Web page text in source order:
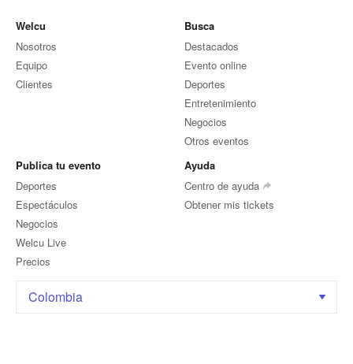
Welcu
Nosotros
Equipo
Clientes
Busca
Destacados
Evento online
Deportes
Entretenimiento
Negocios
Otros eventos
Publica tu evento
Deportes
Espectáculos
Negocios
Welcu Live
Precios
Ayuda
Centro de ayuda
Obtener mis tickets
Colombia